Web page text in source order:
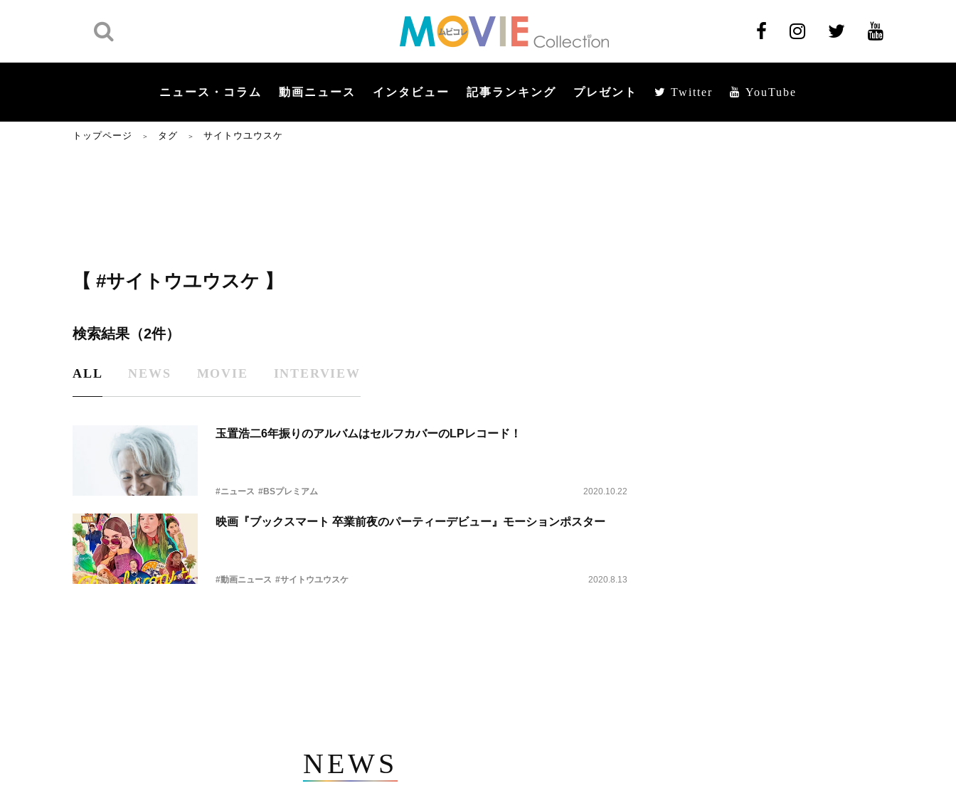
ニュース・コラム 動画ニュース インタビュー 記事ランキング プレゼント Twitter YouTube
トップページ ＞ タグ ＞ サイトウユウスケ
【 #サイトウユウスケ 】
検索結果（2件）
ALL NEWS MOVIE INTERVIEW
玉置浩二6年振りのアルバムはセルフカバーのLPレコード！
#ニュース #BSプレミアム 2020.10.22
映画『ブックスマート 卒業前夜のパーティーデビュー』モーションポスター
#動画ニュース #サイトウユウスケ 2020.8.13
NEWS